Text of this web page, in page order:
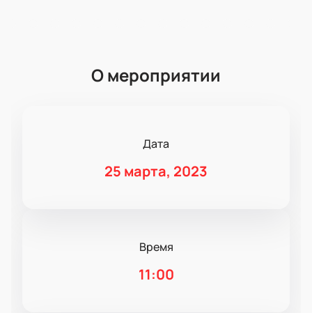
О мероприятии
Дата
25 марта, 2023
Время
11:00